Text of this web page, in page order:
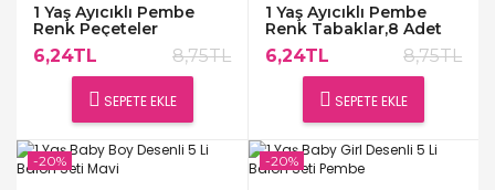
1 Yaş Ayıcıklı Pembe
Renk Peçeteler
6,24TL 8,75TL
SEPETE EKLE
1 Yaş Ayıcıklı Pembe
Renk Tabaklar,8 Adet
6,24TL 8,75TL
SEPETE EKLE
-20% -20%